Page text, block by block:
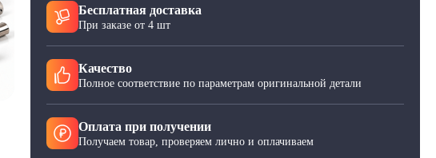
Бесплатная доставка
При заказе от 4 шт
Качество
Полное соответствие по параметрам оригинальной детали
Оплата при получении
Получаем товар, проверяем лично и оплачиваем